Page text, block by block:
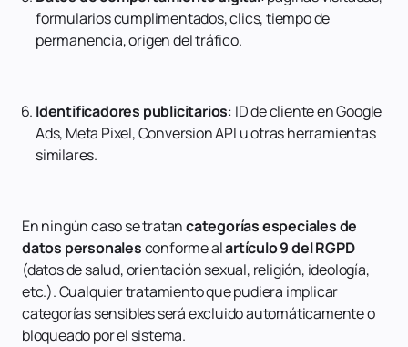
formularios cumplimentados, clics, tiempo de
permanencia, origen del tráfico.
Identificadores publicitarios: ID de cliente en Google
Ads, Meta Pixel, Conversion API u otras herramientas
similares.
En ningún caso se tratancategorías especiales de
datos personalesconforme alartículo 9 del RGPD
(datos de salud, orientación sexual, religión, ideología,
etc.). Cualquier tratamiento que pudiera implicar
categorías sensibles será excluido automáticamente o
bloqueado por el sistema.